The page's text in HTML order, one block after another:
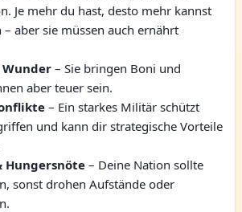
Je mehr du hast, desto mehr kannst
aber sie müssen auch ernährt
Wunder – Sie bringen Boni und
aber teuer sein.
– Ein starkes Militär schützt
und kann dir strategische Vorteile
– Deine Nation sollte
sonst drohen Aufstände oder